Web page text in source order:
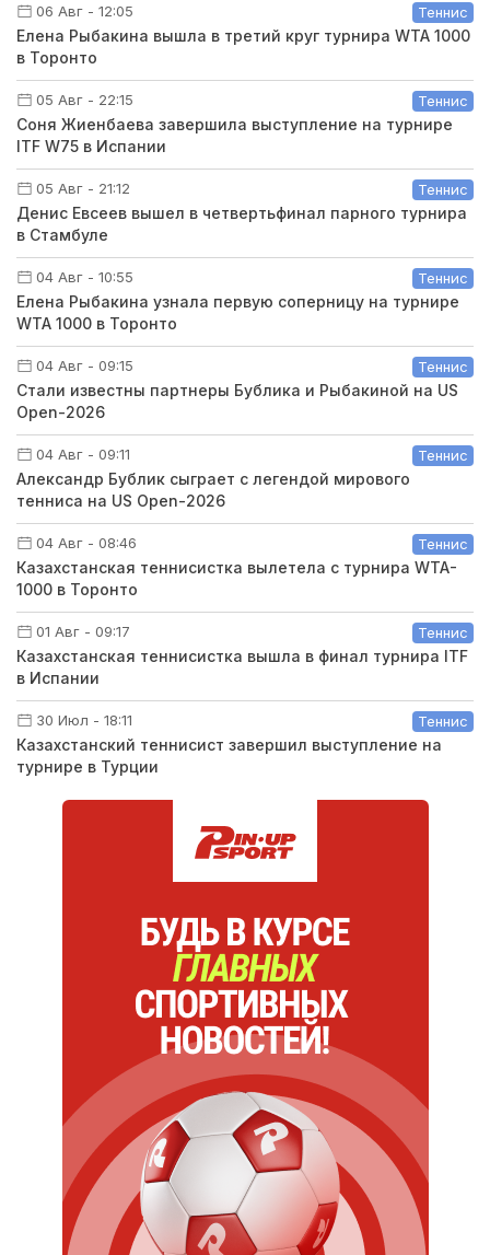
06 Авг - 12:05 Теннис
Елена Рыбакина вышла в третий круг турнира WTA 1000
в Торонто
05 Авг - 22:15 Теннис
Соня Жиенбаева завершила выступление на турнире
ITF W75 в Испании
05 Авг - 21:12 Теннис
Денис Евсеев вышел в четвертьфинал парного турнира
в Стамбуле
04 Авг - 10:55 Теннис
Елена Рыбакина узнала первую соперницу на турнире
WTA 1000 в Торонто
04 Авг - 09:15 Теннис
Стали известны партнеры Бублика и Рыбакиной на US
Open-2026
04 Авг - 09:11 Теннис
Александр Бублик сыграет с легендой мирового
тенниса на US Open-2026
04 Авг - 08:46 Теннис
Казахстанская теннисистка вылетела с турнира WTA-
1000 в Торонто
01 Авг - 09:17 Теннис
Казахстанская теннисистка вышла в финал турнира ITF
в Испании
30 Июл - 18:11 Теннис
Казахстанский теннисист завершил выступление на
турнире в Турции